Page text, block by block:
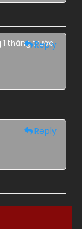
1 tháng trước
Reply
Reply